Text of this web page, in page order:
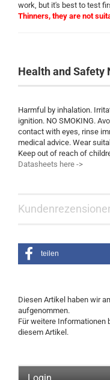
work, but it's best to test
Thinners, they are not
Health and Safety
Harmful by inhalation.
ignition. NO SMOKING.
contact with eyes, rinse
medical advice. Wear
Keep out of reach of
Datasheets here ->
teilen
Diesen Artikel haben wir
aufgenommen.
Für weitere Informationen
diesem Artikel.